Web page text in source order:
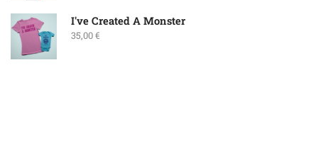
I've Created A Monster
35,00€